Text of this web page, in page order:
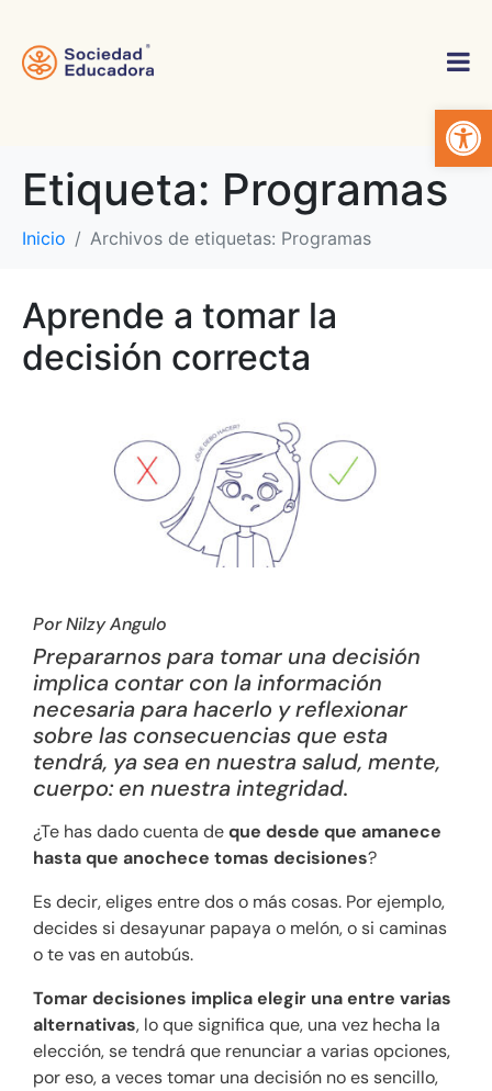
Abrir
Etiqueta: Programas
Inicio Archivos de etiquetas: Programas
Aprende a tomar la
decisión correcta
Por Nilzy Angulo
Prepararnos para tomar una decisión
implica contar con la información
necesaria para hacerlo y reflexionar
sobre las consecuencias que esta
tendrá, ya sea en nuestra salud, mente,
cuerpo: en nuestra integridad.
¿Te has dado cuenta deque desde que amanece
hasta que anochece tomas decisiones?
Es decir, eliges entre dos o más cosas. Por ejemplo,
decides si desayunar papaya o melón, o si caminas
o te vas en autobús.
Tomar decisiones implica elegir una entre varias
alternativas, lo que significa que, una vez hecha la
elección, se tendrá que renunciar a varias opciones,
por eso, a veces tomar una decisión no es sencillo,